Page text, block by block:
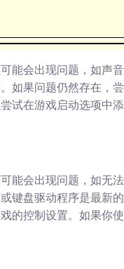
能会出现问题，如声
如果问题仍然存在，
试在游戏启动选项中
能会出现问题，如无
键盘驱动程序是最新
的控制设置。如果你